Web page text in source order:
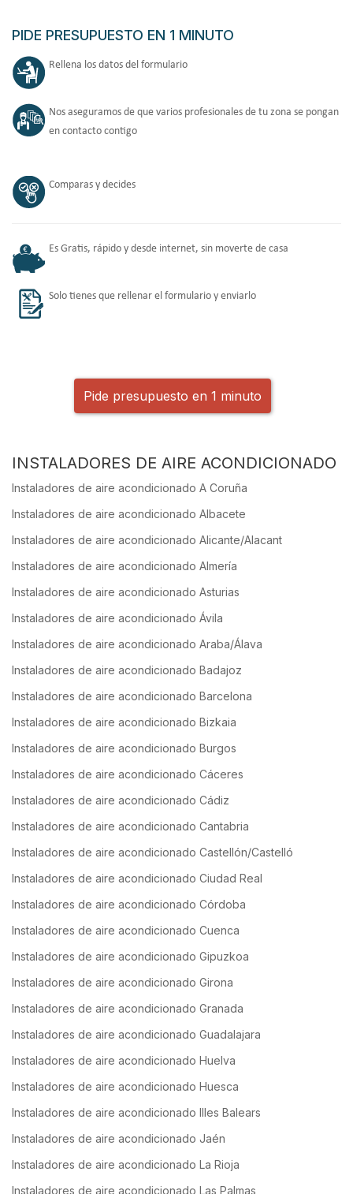
PIDE PRESUPUESTO EN 1 MINUTO
Rellena los datos del formulario
Nos aseguramos de que varios profesionales de tu zona se pongan
en contacto contigo
Comparas y decides
Es Gratis, rápido y desde internet, sin moverte de casa
Solo tienes que rellenar el formulario y enviarlo
Pide presupuesto en 1 minuto
INSTALADORES DE AIRE ACONDICIONADO
Instaladores de aire acondicionado A Coruña
Instaladores de aire acondicionado Albacete
Instaladores de aire acondicionado Alicante/Alacant
Instaladores de aire acondicionado Almería
Instaladores de aire acondicionado Asturias
Instaladores de aire acondicionado Ávila
Instaladores de aire acondicionado Araba/Álava
Instaladores de aire acondicionado Badajoz
Instaladores de aire acondicionado Barcelona
Instaladores de aire acondicionado Bizkaia
Instaladores de aire acondicionado Burgos
Instaladores de aire acondicionado Cáceres
Instaladores de aire acondicionado Cádiz
Instaladores de aire acondicionado Cantabria
Instaladores de aire acondicionado Castellón/Castelló
Instaladores de aire acondicionado Ciudad Real
Instaladores de aire acondicionado Córdoba
Instaladores de aire acondicionado Cuenca
Instaladores de aire acondicionado Gipuzkoa
Instaladores de aire acondicionado Girona
Instaladores de aire acondicionado Granada
Instaladores de aire acondicionado Guadalajara
Instaladores de aire acondicionado Huelva
Instaladores de aire acondicionado Huesca
Instaladores de aire acondicionado Illes Balears
Instaladores de aire acondicionado Jaén
Instaladores de aire acondicionado La Rioja
Instaladores de aire acondicionado Las Palmas